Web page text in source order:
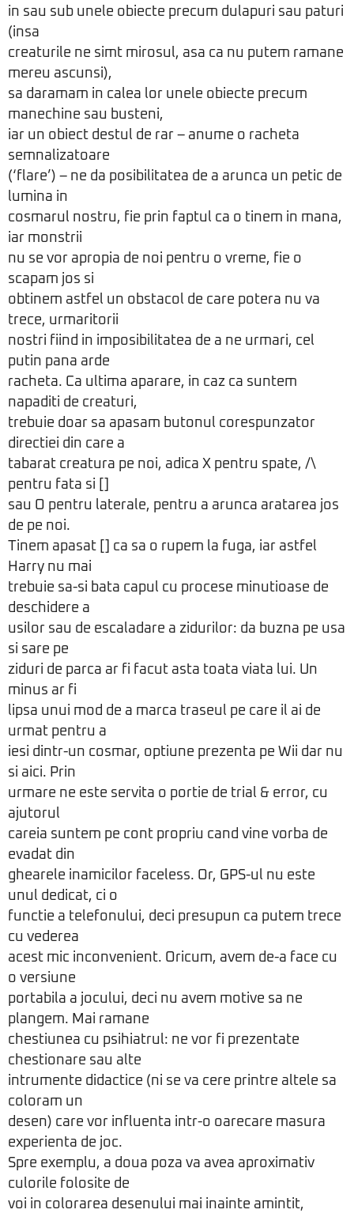
in sau sub unele obiecte precum dulapuri sau paturi
(insa
creaturile ne simt mirosul, asa ca nu putem ramane
mereu ascunsi),
sa daramam in calea lor unele obiecte precum
manechine sau busteni,
iar un obiect destul de rar – anume o racheta
semnalizatoare
(‘flare’) – ne da posibilitatea de a arunca un petic de
lumina in
cosmarul nostru, fie prin faptul ca o tinem in mana,
iar monstrii
nu se vor apropia de noi pentru o vreme, fie o
scapam jos si
obtinem astfel un obstacol de care potera nu va
trece, urmaritorii
nostri fiind in imposibilitatea de a ne urmari, cel
putin pana arde
racheta. Ca ultima aparare, in caz ca suntem
napaditi de creaturi,
trebuie doar sa apasam butonul corespunzator
directiei din care a
tabarat creatura pe noi, adica X pentru spate, /\
pentru fata si []
sau O pentru laterale, pentru a arunca aratarea jos
de pe noi.
Tinem apasat [] ca sa o rupem la fuga, iar astfel
Harry nu mai
trebuie sa-si bata capul cu procese minutioase de
deschidere a
usilor sau de escaladare a zidurilor: da buzna pe usa
si sare pe
ziduri de parca ar fi facut asta toata viata lui. Un
minus ar fi
lipsa unui mod de a marca traseul pe care il ai de
urmat pentru a
iesi dintr-un cosmar, optiune prezenta pe Wii dar nu
si aici. Prin
urmare ne este servita o portie de trial & error, cu
ajutorul
careia suntem pe cont propriu cand vine vorba de
evadat din
ghearele inamicilor faceless. Or, GPS-ul nu este
unul dedicat, ci o
functie a telefonului, deci presupun ca putem trece
cu vederea
acest mic inconvenient. Oricum, avem de-a face cu
o versiune
portabila a jocului, deci nu avem motive sa ne
plangem. Mai ramane
chestiunea cu psihiatrul: ne vor fi prezentate
chestionare sau alte
intrumente didactice (ni se va cere printre altele sa
coloram un
desen) care vor influenta intr-o oarecare masura
experienta de joc.
Spre exemplu, a doua poza va avea aproximativ
culorile folosite de
voi in colorarea desenului mai inainte amintit,